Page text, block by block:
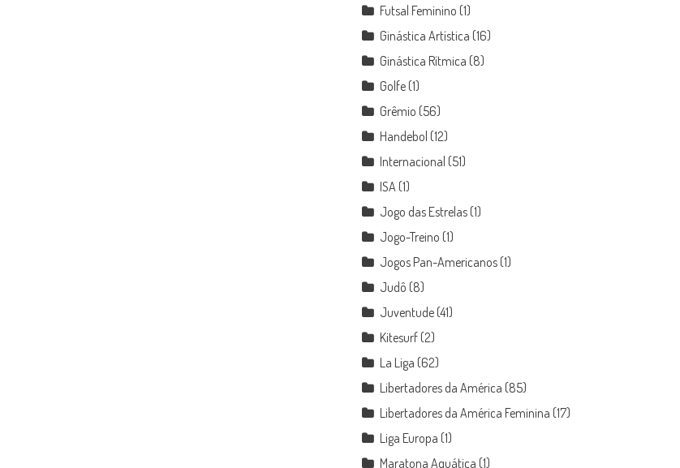
Futsal Feminino (1)
Ginástica Artística (16)
Ginástica Rítmica (8)
Golfe (1)
Grêmio (56)
Handebol (12)
Internacional (51)
ISA (1)
Jogo das Estrelas (1)
Jogo-Treino (1)
Jogos Pan-Americanos (1)
Judô (8)
Juventude (41)
Kitesurf (2)
La Liga (62)
Libertadores da América (85)
Libertadores da América Feminina (17)
Liga Europa (1)
Maratona Aquática (1)